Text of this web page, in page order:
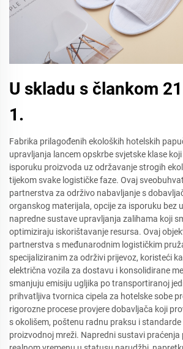
U skladu s člankom
1.
Fabrika prilagođenih ekoloških hotelskih
upravljanja lancem opskrbe svjetske klase
isporuku proizvoda uz održavanje strogih
tijekom svake logističke faze. Ovaj
partnerstva za održivo nabavljanje s
organskog materijala, opcije za isporuku bez
napredne sustave upravljanja zalihama koji
optimiziraju iskorištavanje resursa. Ovaj
partnerstva s međunarodnim logističkim
specijaliziranim za održivi prijevoz, koristeći
električna vozila za dostavu i konsolidirane
smanjuju emisiju ugljika po transportiranoj
prihvatljiva tvornica cipela za hotelske sobe
rigorozne procese provjere dobavljača koji
s okolišem, poštenu radnu praksu i
proizvodnoj mreži. Napredni sustavi praćenja